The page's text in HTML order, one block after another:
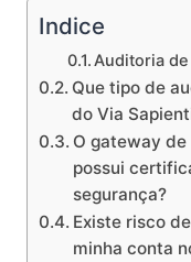
Indice
Auditoria
Que tipo de
do Via
O gateway
possui
segurança?
Existe risco
minha conta